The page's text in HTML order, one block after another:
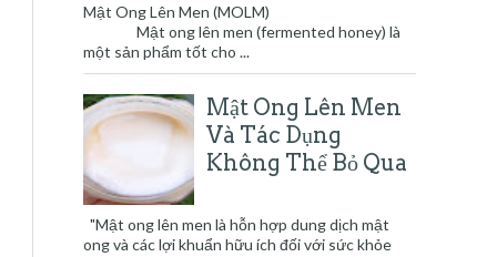
Mật Ong Lên Men (MOLM)
Mật ong lên men (fermented honey) là
một sản phẩm tốt cho ...
Mật Ong Lên Men
Và Tác Dụng
Không Thể Bỏ Qua
"Mật ong lên men là hỗn hợp dung dịch mật
ong và các lợi khuẩn hữu ích đối với sức khỏe